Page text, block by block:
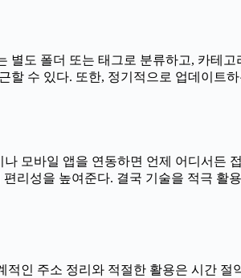
도 폴더 또는 태그로 분류하고, 카테
수 있다. 또한, 정기적으로 업데이트
모바일 앱을 연동하면 언제 어디서든
리성을 높여준다. 결국 기술을 적극 활
인 주소 정리와 적절한 활용은 시간 절